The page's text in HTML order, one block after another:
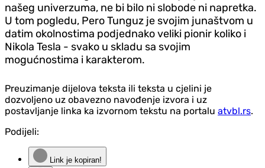
našeg univerzuma, ne bi bilo ni slobode ni napretka.
U tom pogledu, Pero Tunguz je svojim junaštvom u
datim okolnostima podjednako veliki pionir koliko i
Nikola Tesla - svako u skladu sa svojim
mogućnostima i karakterom.
Preuzimanje dijelova teksta ili teksta u cjelini je
dozvoljeno uz obavezno navođenje izvora i uz
postavljanje linka ka izvornom tekstu na portalu atvbl.rs.
Podijeli:
Link je kopiran!